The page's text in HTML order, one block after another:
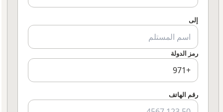
إلى
رمز الدولة
رقم الهاتف